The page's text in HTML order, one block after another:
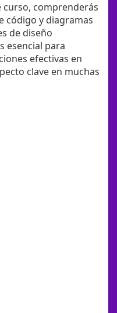
curso, comprenderás
código y diagramas
de diseño
esencial para
efectivas en
clave en muchas